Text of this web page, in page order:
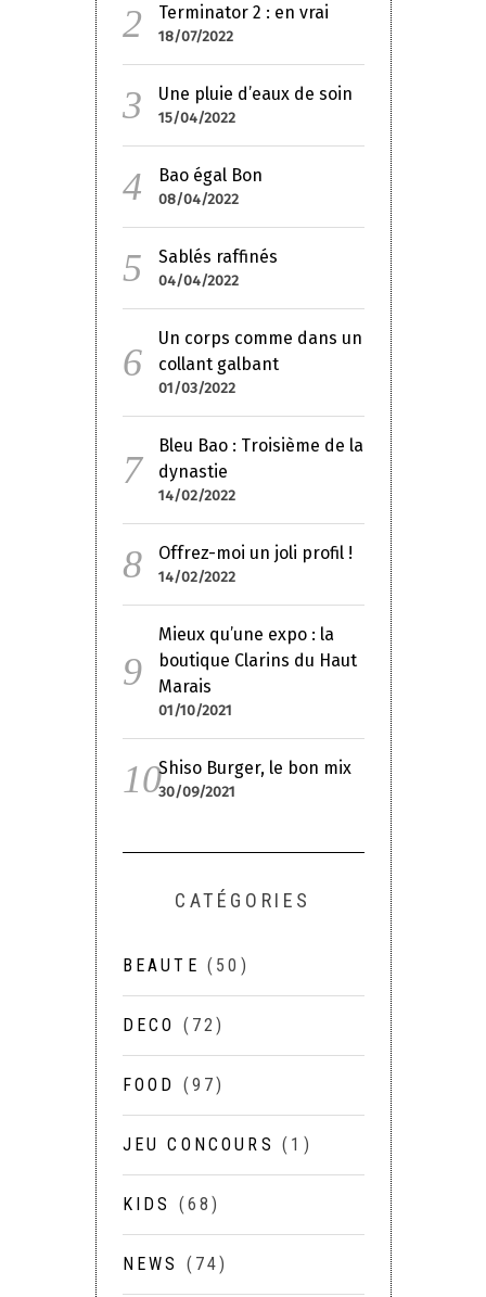
Terminator 2 : en vrai
18/07/2022
Une pluie d’eaux de soin
15/04/2022
Bao égal Bon
08/04/2022
Sablés raffinés
04/04/2022
Un corps comme dans un
collant galbant
01/03/2022
Bleu Bao : Troisième de la
dynastie
14/02/2022
Offrez-moi un joli profil !
14/02/2022
Mieux qu’une expo : la
boutique Clarins du Haut
Marais
01/10/2021
Shiso Burger, le bon mix
30/09/2021
CATÉGORIES
BEAUTE (50)
DECO (72)
FOOD (97)
JEU CONCOURS (1)
KIDS (68)
NEWS (74)